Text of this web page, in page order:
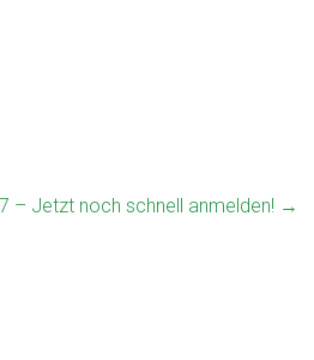
– Jetzt noch schnell anmelden! →